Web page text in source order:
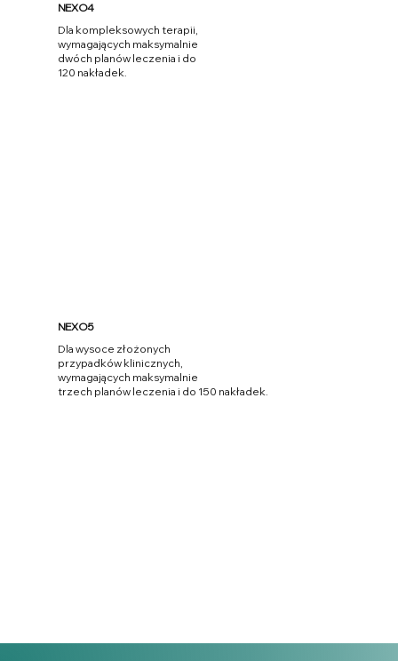
NEXO4
Dla kompleksowych terapii,
wymagających maksymalnie
dwóch planów leczenia i do
120 nakładek.
NEXO5
Dla wysoce złożonych
przypadków klinicznych,
wymagających maksymalnie
trzech planów leczenia i do 150 nakładek.